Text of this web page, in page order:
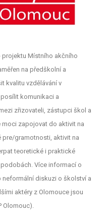
Místního akčního
na předškolní a
kvalitu vzdělávání v
komunikaci a
zřizovateli, zástupci škol a
zapojovat do aktivit na
gramotnosti, aktivit na
teoretické i praktické
Více informací o
neformální diskuzi o školství a
aktéry z Olomouce jsou
Olomouc).